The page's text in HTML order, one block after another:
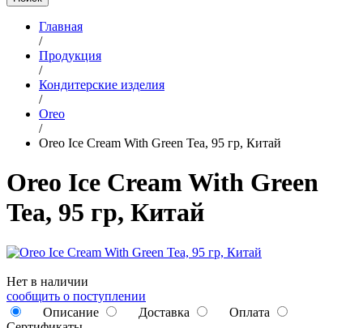
Главная
/
Продукция
/
Кондитерские изделия
/
Oreo
/
Oreo Ice Cream With Green Tea, 95 гр, Китай
Oreo Ice Cream With Green
Tea, 95 гр, Китай
Нет в наличии
сообщить о поступлении
Описание
Доставка
Оплата